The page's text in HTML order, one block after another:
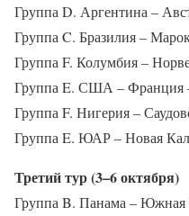
Группа D. Аргентина –
Группа C. Бразилия –
Группа F. Колумбия –
Группа E. США – Франция
Группа F. Нигерия –
Группа E. ЮАР – Новая
Третий тур (3–6 октября)
Группа B. Панама – Южная